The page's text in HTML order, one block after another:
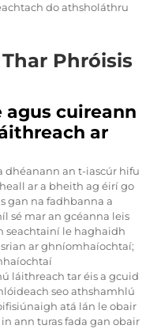
do athsholáthru
Phróisis
agus cuireann
ar
dhéanann an t-iascúr hifu
ar a bheith ag éirí go
gan na fadhbanna a
sé mar an gcéanna leis
seachtainí le haghaidh
ar ghníomhaíochtaí;
láithreach tar éis a gcuid
seo athshamhlú
atá lán le obair
ann turas fada gan obair